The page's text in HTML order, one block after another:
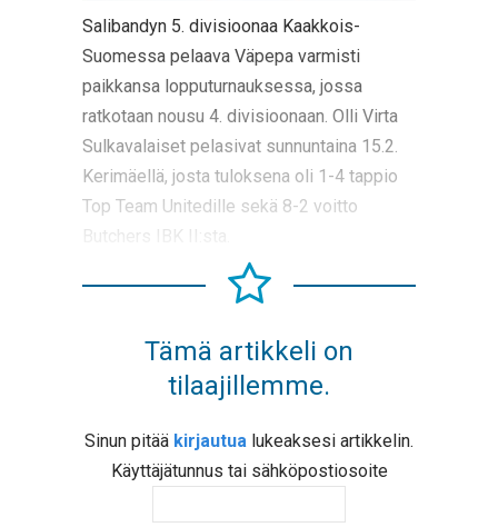
Salibandyn 5. divisioonaa Kaakkois-
Suomessa pelaava Väpepa varmisti
paikkansa lopputurnauksessa, jossa
ratkotaan nousu 4. divisioonaan. Olli Virta
Sulkavalaiset pelasivat sunnuntaina 15.2.
Kerimäellä, josta tuloksena oli 1-4 tappio
Top Team Unitedille sekä 8-2 voitto
Butchers IBK II:sta.
Tämä artikkeli on
tilaajillemme.
Sinun pitää kirjautua lukeaksesi artikkelin.
Käyttäjätunnus tai sähköpostiosoite